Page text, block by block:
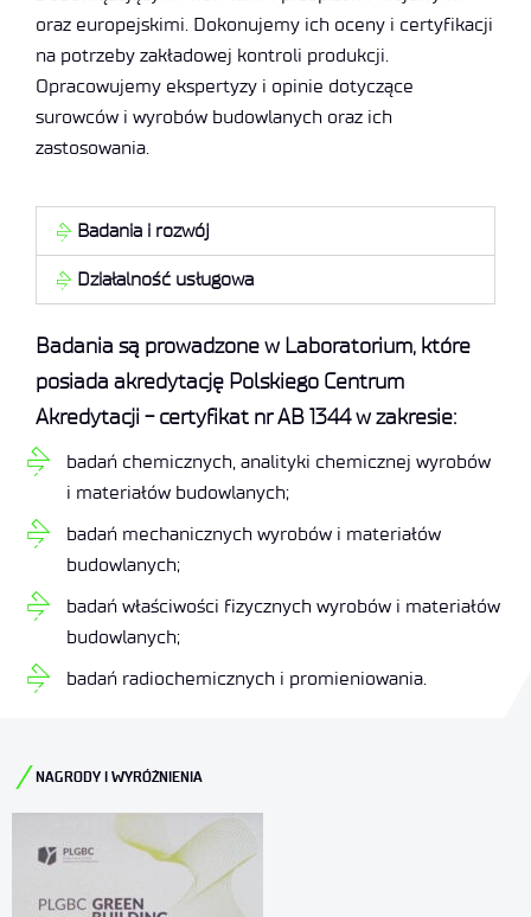
oraz europejskimi. Dokonujemy ich oceny i certyfikacji
na potrzeby zakładowej kontroli produkcji.
Opracowujemy ekspertyzy i opinie dotyczące
surowców i wyrobów budowlanych oraz ich
zastosowania.
Badania i rozwój
Działalność usługowa
Badania są prowadzone w Laboratorium, które
posiada akredytację Polskiego Centrum
Akredytacji - certyfikat nr AB 1344 w zakresie:
badań chemicznych, analityki chemicznej wyrobów
i materiałów budowlanych;
badań mechanicznych wyrobów i materiałów
budowlanych;
badań właściwości fizycznych wyrobów i materiałów
budowlanych;
badań radiochemicznych i promieniowania.
NAGRODY I WYRÓŻNIENIA